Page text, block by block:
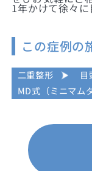
1年かけて徐々に
この症例の
二重整形 目
MD式（ミニマム